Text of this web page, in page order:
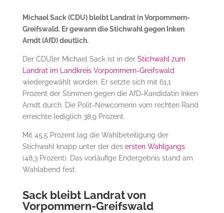
Michael Sack (CDU) bleibt Landrat in Vorpommern-
Greifswald. Er gewann die Stichwahl gegen Inken
Arndt (AfD) deutlich.
Der CDUler Michael Sack ist in derStichwahl zum
Landrat im Landkreis Vorpommern-Greifswald
wiedergewählt worden. Er setzte sich mit 61,1
Prozent der Stimmen gegen die AfD-Kandidatin Inken
Arndt durch. Die Polit-Newcomerin vom rechten Rand
erreichte lediglich 38,9 Prozent.
Mit 45,5 Prozent lag die Wahlbeteiligung der
Stichwahl knapp unter der des ersten Wahlgangs
(48,3 Prozent). Das vorläufige Endergebnis stand am
Wahlabend fest.
Sack bleibt Landrat von
Vorpommern-Greifswald